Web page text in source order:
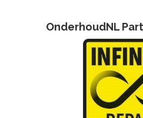
OnderhoudNL